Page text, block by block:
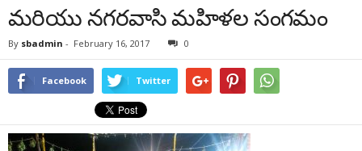
మరియు నగరవాసి మహిళల సంగమం
By sbadmin - February 16, 2017 0
Facebook Twitter